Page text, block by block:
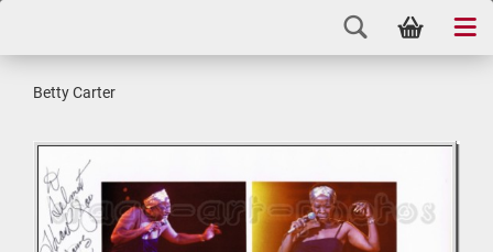
Betty Car­ter